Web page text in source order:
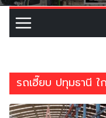
รถเฮี๊ยบ ปทุมธานี ใ